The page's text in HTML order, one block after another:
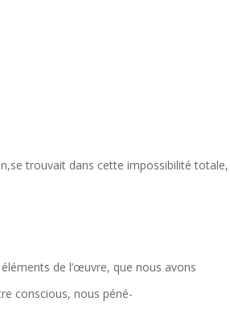
trouvait dans cette impossibilité totale,
de l’œuvre, que nous avons
conscious, nous péné-